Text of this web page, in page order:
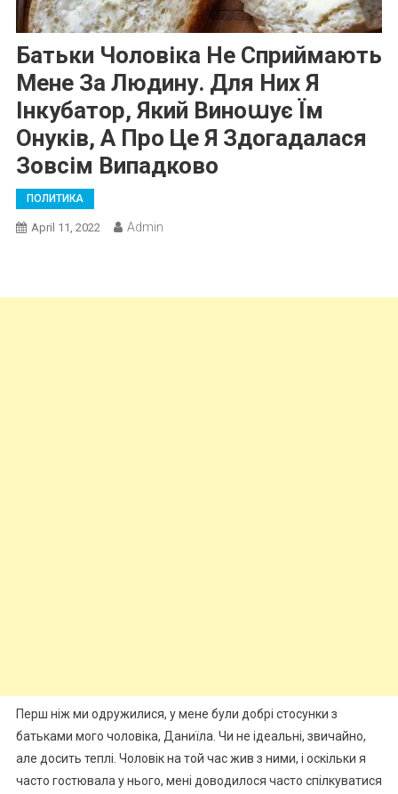
Батьки Чоловіка Не Сприймають
Мене За Людину. Для Них Я
Інкубатор, Який Виноաує Їм
Онуків, А Про Це Я Здогадалася
Зовсім Випадково
ПОЛИТИКА
April 11, 2022 Admin
Перш ніж ми одружилися, у мене були добрі стосунки з
батьками мого чоловіка, Даниїла. Чи не ідеальні, звичайно,
але досить теплі. Чоловік на той час жив з ними, і оскільки я
часто гостювала у нього, мені доводилося часто спілкуватися